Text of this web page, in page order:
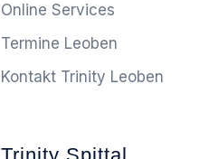
Online Services
Termine Leoben
Kontakt Trinity Leoben